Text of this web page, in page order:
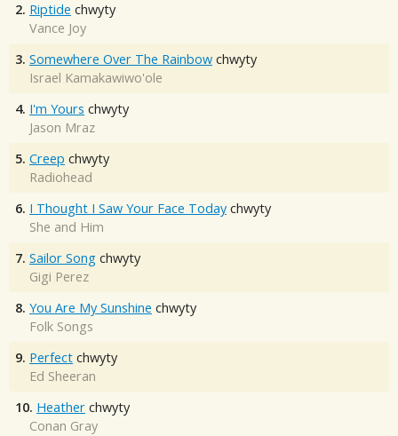
2. Riptide chwyty
Vance Joy
3. Somewhere Over The Rainbow chwyty
Israel Kamakawiwo'ole
4. I'm Yours chwyty
Jason Mraz
5. Creep chwyty
Radiohead
6. I Thought I Saw Your Face Today chwyty
She and Him
7. Sailor Song chwyty
Gigi Perez
8. You Are My Sunshine chwyty
Folk Songs
9. Perfect chwyty
Ed Sheeran
10. Heather chwyty
Conan Gray